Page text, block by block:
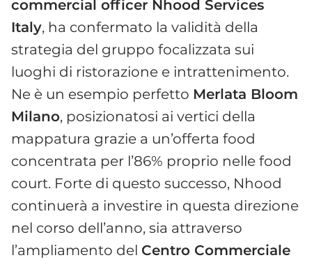
commercial officer Nhood Services
Italy, ha confermato la validità della
strategia del gruppo focalizzata sui
luoghi di ristorazione e intrattenimento.
Ne è un esempio perfetto Merlata Bloom
Milano, posizionatosi ai vertici della
mappatura grazie a un’offerta food
concentrata per l’86% proprio nelle food
court. Forte di questo successo, Nhood
continuerà a investire in questa direzione
nel corso dell’anno, sia attraverso
l’ampliamento del Centro Commerciale